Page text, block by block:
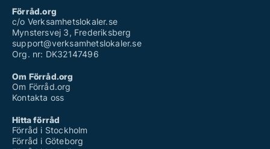
Förråd.org
c/o Verksamhetslokaler.se
Mynstersvej 3, Frederiksberg
support@verksamhetslokaler.se
Org. nr: DK32147496
Om Förråd.org
Om Förråd.org
Kontakta oss
Hitta förråd
Förråd i Stockholm
Förråd i Göteborg